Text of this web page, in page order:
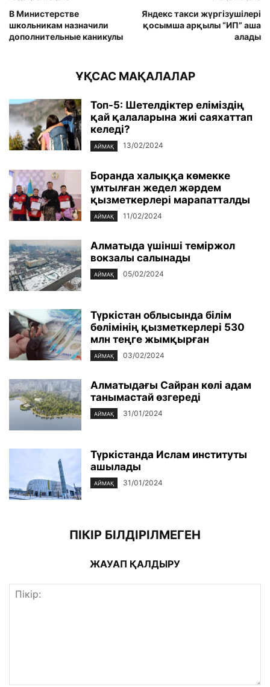
В Министерстве
школьникам назначили
дополнительные каникулы
Яндекс такси жүргізушілері
қосымша арқылы “ИП” аша
алады
ҰҚСАС МАҚАЛАЛАР
Топ-5: Шетелдіктер еліміздің
қай қалаларына жиі саяхаттап
келеді?
АЙМАҚ 13/02/2024
Боранда халыққа көмекке
ұмтылған жедел жәрдем
қызметкерлері марапатталды
АЙМАҚ 11/02/2024
Алматыда үшінші теміржол
вокзалы салынады
АЙМАҚ 05/02/2024
Түркістан облысында білім
бөлімінің қызметкерлері 530
млн теңге жымқырған
АЙМАҚ 03/02/2024
Алматыдағы Сайран көлі адам
танымастай өзгереді
АЙМАҚ 31/01/2024
Түркістанда Ислам институты
ашылады
АЙМАҚ 31/01/2024
ПІКІР БІЛДІРІЛМЕГЕН
ЖАУАП ҚАЛДЫРУ